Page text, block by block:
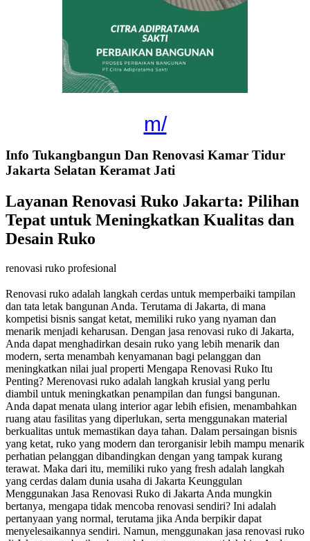
m/
Info Tukangbangun Dan Renovasi Kamar Tidur
Jakarta Selatan Keramat Jati
Layanan Renovasi Ruko Jakarta: Pilihan
Tepat untuk Meningkatkan Kualitas dan
Desain Ruko
renovasi ruko profesional
Renovasi ruko adalah langkah cerdas untuk memperbaiki tampilan
dan tata letak bangunan Anda. Terutama di Jakarta, di mana
kompetisi bisnis sangat ketat, memiliki ruko yang nyaman dan
menarik menjadi keharusan. Dengan jasa renovasi ruko di Jakarta,
Anda dapat menghadirkan desain ruko yang lebih menarik dan
modern, serta menambah kenyamanan bagi pelanggan dan
meningkatkan nilai jual properti Mengapa Renovasi Ruko Itu
Penting? Merenovasi ruko adalah langkah krusial yang perlu
diambil untuk meningkatkan penampilan dan fungsi bangunan.
Anda dapat menata ulang interior agar lebih efisien, menambahkan
ruang atau fasilitas yang diperlukan, serta menggunakan material
berkualitas untuk memastikan daya tahan. Dalam persaingan bisnis
yang ketat, ruko yang modern dan terorganisir lebih mampu menarik
perhatian pelanggan dibandingkan dengan yang tampak kurang
terawat. Maka dari itu, memiliki ruko yang fresh adalah langkah
yang cerdas dalam dunia usaha di Jakarta Keunggulan
Menggunakan Jasa Renovasi Ruko di Jakarta Anda mungkin
bertanya, mengapa tidak mencoba renovasi sendiri? Ini adalah
pertanyaan yang normal, terutama jika Anda berpikir dapat
menyelesaikannya sendiri. Namun, menggunakan jasa renovasi ruko